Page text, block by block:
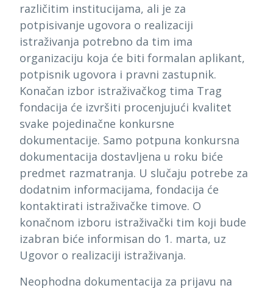
različitim institucijama, ali je za
potpisivanje ugovora o realizaciji
istraživanja potrebno da tim ima
organizaciju koja će biti formalan aplikant,
potpisnik ugovora i pravni zastupnik.
Konačan izbor istraživačkog tima Trag
fondacija će izvršiti procenjujući kvalitet
svake pojedinačne konkursne
dokumentacije. Samo potpuna konkursna
dokumentacija dostavljena u roku biće
predmet razmatranja. U slučaju potrebe za
dodatnim informacijama, fondacija će
kontaktirati istraživačke timove. O
konačnom izboru istraživački tim koji bude
izabran biće informisan do 1. marta, uz
Ugovor o realizaciji istraživanja.
Neophodna dokumentacija za prijavu na